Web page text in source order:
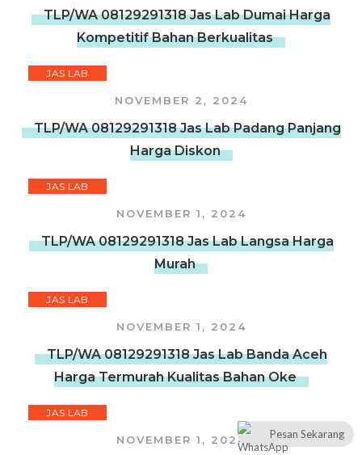
TLP/WA 08129291318 Jas Lab Dumai Harga
Kompetitif Bahan Berkualitas
JAS LAB
NOVEMBER 2, 2024
TLP/WA 08129291318 Jas Lab Padang Panjang
Harga Diskon
JAS LAB
NOVEMBER 1, 2024
TLP/WA 08129291318 Jas Lab Langsa Harga
Murah
JAS LAB
NOVEMBER 1, 2024
TLP/WA 08129291318 Jas Lab Banda Aceh
Harga Termurah Kualitas Bahan Oke
JAS LAB
NOVEMBER 1, 2024 Pesan Sekarang